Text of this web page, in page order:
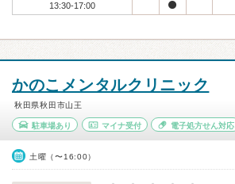
13:30-17:00
かのこメンタルクリニック
秋田県秋田市山王
駐車場あり マイナ受付 電子処方せん対応
土曜（〜16:00）